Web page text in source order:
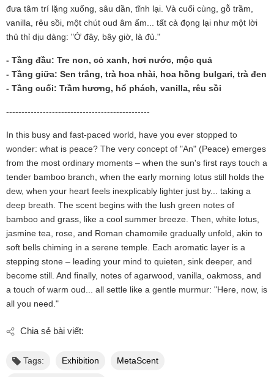
đưa tâm trí lặng xuống, sâu dần, tĩnh lại. Và cuối cùng, gỗ trầm,
vanilla, rêu sồi, một chút oud âm ấm... tất cả đọng lại như một lời
thủ thỉ dịu dàng: "Ở đây, bây giờ, là đủ."
- Tầng đầu: Tre non, cỏ xanh, hơi nước, mộc quả
- Tầng giữa: Sen trắng, trà hoa nhài, hoa hồng bulgari, trà đen
- Tầng cuối: Trầm hương, hổ phách, vanilla, rêu sồi
-----------------------------------------------
In this busy and fast-paced world, have you ever stopped to
wonder: what is peace? The very concept of "An" (Peace) emerges
from the most ordinary moments – when the sun's first rays touch a
tender bamboo branch, when the early morning lotus still holds the
dew, when your heart feels inexplicably lighter just by... taking a
deep breath. The scent begins with the lush green notes of
bamboo and grass, like a cool summer breeze. Then, white lotus,
jasmine tea, rose, and Roman chamomile gradually unfold, akin to
soft bells chiming in a serene temple. Each aromatic layer is a
stepping stone – leading your mind to quieten, sink deeper, and
become still. And finally, notes of agarwood, vanilla, oakmoss, and
a touch of warm oud... all settle like a gentle murmur: "Here, now, is
all you need."
Chia sẻ bài viết:
Tags: Exhibition MetaScent